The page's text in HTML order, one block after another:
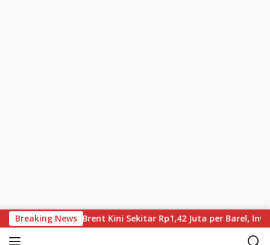
Breaking News
Terus Turun, Brent Kini Sekitar Rp1,42 Juta per Barel,